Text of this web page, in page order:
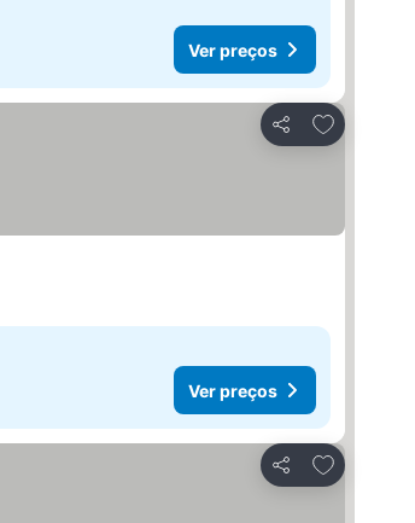
Ver preços
Partilhar
Adicionar
Ver preços
Partilhar
Adicionar